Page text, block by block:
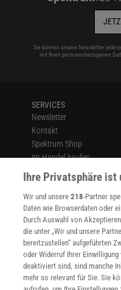
Sie können unsere Newsletter
mit Ihren personenbezogenen
SERVICES
Newsletter
Kontakt
Spektrum Shop
Im Handel kaufen
Presse
Verträge kündigen
Widerruf
INFO
Mediadaten
Datenschutz
Nutzungsbedingungen
Cookie-Einstellungen
Utiq verwalten
Ihre Privatsphäre ist
Wir und unsere218-Partner
Daten wie Browserdaten oder
Durch Auswahl von
die unter „Wir und unsere
bereitzustellen“ aufgeführten
oder Widerruf Ihrer
deaktiviert sind, sind manche
mehr so relevant für Sie. Sie